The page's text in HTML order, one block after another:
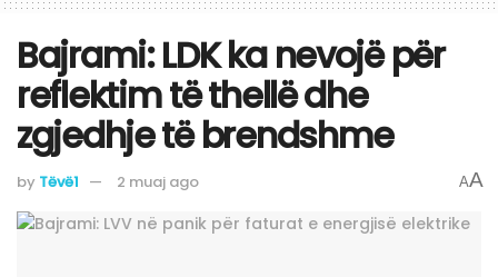
Bajrami: LDK ka nevojë për
reflektim të thellë dhe
zgjedhje të brendshme
by Tëvë1 2 muaj ago AA